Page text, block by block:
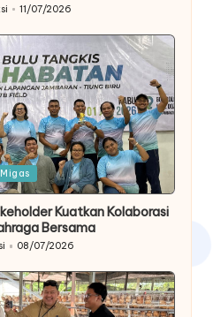
11/07/2026
Migas
Kuatkan Kolaborasi
Bersama
08/07/2026